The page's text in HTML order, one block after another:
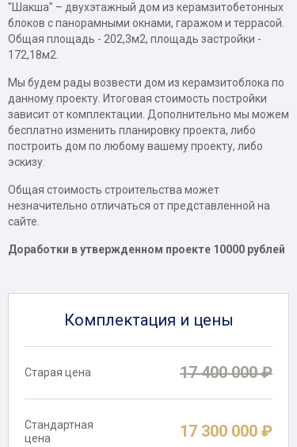
"Шакша" – двухэтажный дом из керамзитобетонных
блоков с панорамными окнами, гаражом и террасой.
Общая площадь - 202,3м2, площадь застройки -
172,18м2.
Мы будем рады возвести дом из керамзитоблока по
данному проекту. Итоговая стоимость постройки
зависит от комплектации. Дополнительно мы можем
бесплатно изменить планировку проекта, либо
построить дом по любому вашему проекту, либо
эскизу.
Общая стоимость строительства может
незначительно отличаться от представленной на
сайте.
Доработки в утвержденном проекте 10000 рублей
Комплектация и цены
Старая цена 17 400 000 ₽
Стандартная
цена
17 300 000 ₽